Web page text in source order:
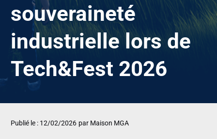
souveraineté
industrielle lors de
Tech&Fest 2026
Publié le : 12/02/2026 par Maison MGA